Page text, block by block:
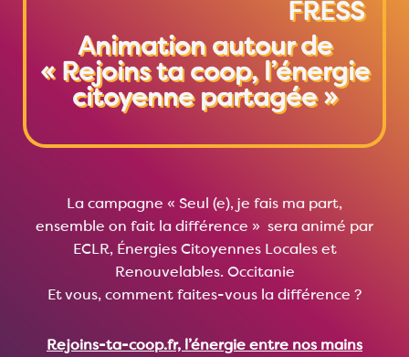
FRESS
Animation autour de
« Rejoins ta coop, l’énergie
citoyenne partagée »
La campagne « Seul (e), je fais ma part,
ensemble on fait la différence » sera animé par
ECLR, Énergies Citoyennes Locales et
Renouvelables. Occitanie
Et vous, comment faites-vous la différence ?
Rejoins-ta-coop.fr, l’énergie entre nos mains